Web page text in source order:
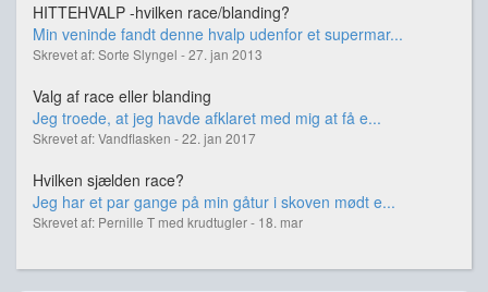
HITTEHVALP -hvilken race/blanding?
Min veninde fandt denne hvalp udenfor et supermar...
Skrevet af: Sorte Slyngel - 27. jan 2013
Valg af race eller blanding
Jeg troede, at jeg havde afklaret med mig at få e...
Skrevet af: Vandflasken - 22. jan 2017
Hvilken sjælden race?
Jeg har et par gange på min gåtur i skoven mødt e...
Skrevet af: Pernille T med krudtugler - 18. mar